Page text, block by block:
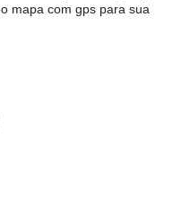
mapa com gps para sua